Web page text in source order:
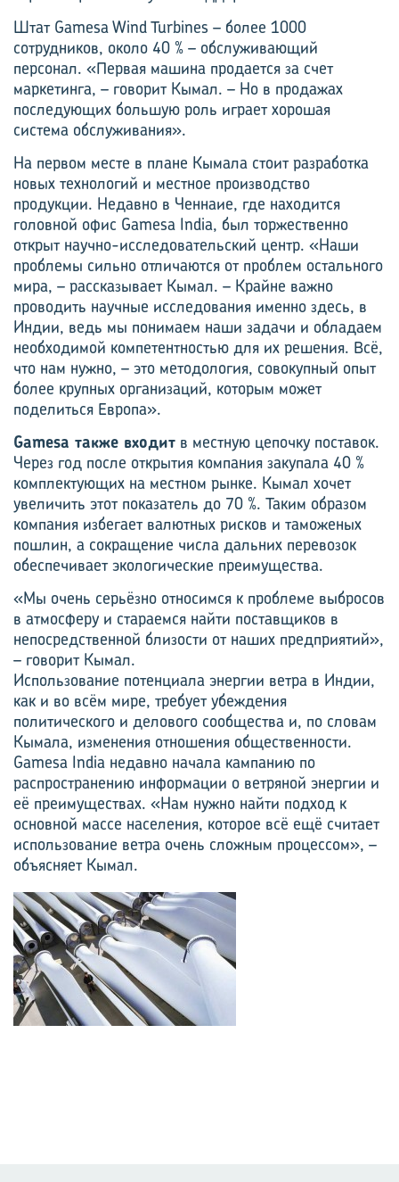
Штат Gamesa Wind Turbines – более 1000
сотрудников, около 40 % – обслуживающий
персонал. «Первая машина продается за счет
маркетинга, – говорит Кымал. – Но в продажах
последующих большую роль играет хорошая
система обслуживания».
На первом месте в плане Кымала стоит разработка
новых технологий и местное производство
продукции. Недавно в Ченнаие, где находится
головной офис Gamesa India, был торжественно
открыт научно-исследовательский центр. «Наши
проблемы сильно отличаются от проблем остального
мира, – рассказывает Кымал. – Крайне важно
проводить научные исследования именно здесь, в
Индии, ведь мы понимаем наши задачи и обладаем
необходимой компетентностью для их решения. Всё,
что нам нужно, – это методология, совокупный опыт
более крупных организаций, которым может
поделиться Европа».
Gamesa также входит в местную цепочку поставок.
Через год после открытия компания закупала 40 %
комплектующих на местном рынке. Кымал хочет
увеличить этот показатель до 70 %. Таким образом
компания избегает валютных рисков и таможеных
пошлин, а сокращение числа дальних перевозок
обеспечивает экологические преимущества.
«Мы очень серьёзно относимся к проблеме выбросов
в атмосферу и стараемся найти поставщиков в
непосредственной близости от наших предприятий»,
– говорит Кымал.
Использование потенциала энергии ветра в Индии,
как и во всём мире, требует убеждения
политического и делового сообщества и, по словам
Кымала, изменения отношения общественности.
Gamesa India недавно начала кампанию по
распространению информации о ветряной энергии и
её преимуществах. «Нам нужно найти подход к
основной массе населения, которое всё ещё считает
использование ветра очень сложным процессом», –
объясняет Кымал.